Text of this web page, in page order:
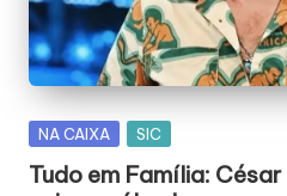
E
J
Á
F
O
Posted
NA CAIXA SIC
Tudo em Família: